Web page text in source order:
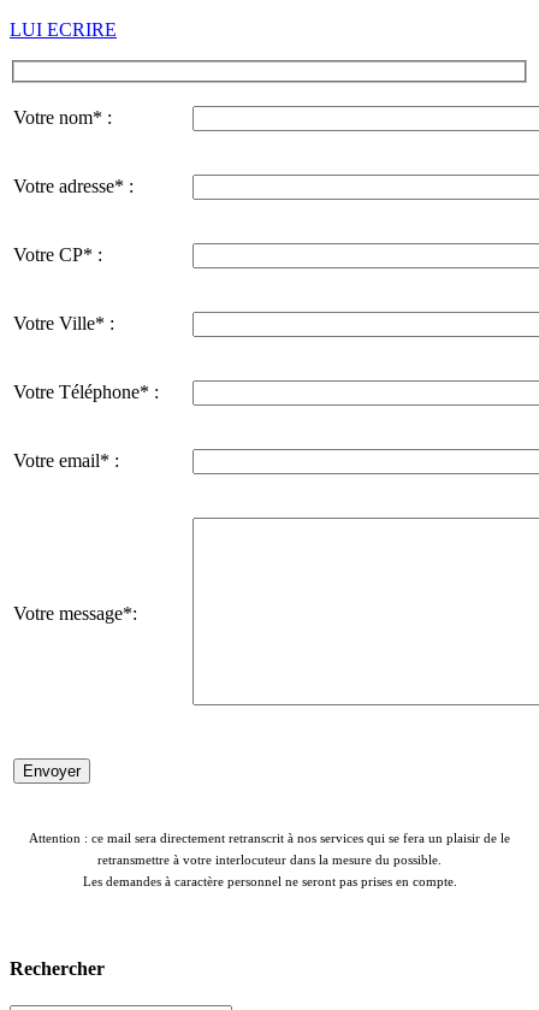
LUI ECRIRE
Votre nom* :
Votre adresse* :
Votre CP* :
Votre Ville* :
Votre Téléphone* :
Votre email* :
Votre message*:
Attention : ce mail sera directement retranscrit à nos services qui se fera un plaisir de le
retransmettre à votre interlocuteur dans la mesure du possible.
Les demandes à caractère personnel ne seront pas prises en compte.
Rechercher